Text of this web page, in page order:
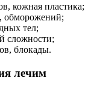
кожная пластика;
обморожений;
тел;
сложности;
блокады.
лечим